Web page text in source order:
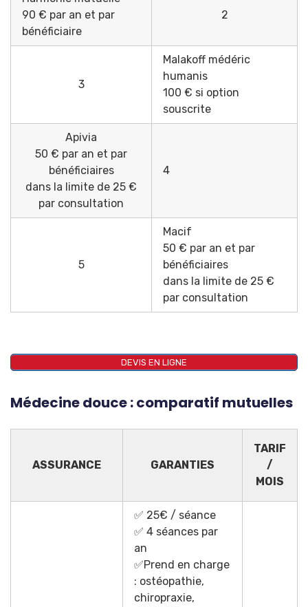
90 € par an et par
bénéficiaire
2️
3️
Malakoff médéric
humanis
100 € si option
souscrite
Apivia
50 € par an et par
bénéficiaires
dans la limite de 25 €
par consultation
4️
5️
Macif
50 € par an et par
bénéficiaires
dans la limite de 25 €
par consultation
DEVIS EN LIGNE
Médecine douce : comparatif mutuelles
ASSURANCE GARANTIES
TARIF
/
MOIS
✅ 25€ / séance
✅ 4 séances par
an
✅Prend en charge
: ostéopathie,
chiropraxie,